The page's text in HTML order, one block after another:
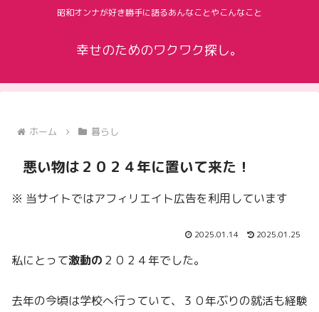
昭和オンナが好き勝手に語るあんなことやこんなこと
幸せのためのワクワク探し。
ホーム 暮らし
悪い物は２０２４年に置いて来た！
※ 当サイトではアフィリエイト広告を利用しています
2025.01.14 2025.01.25
私にとって激動の ２０２４年でした。
去年の今頃は学校へ行っていて、３０年ぶりの就活も経験